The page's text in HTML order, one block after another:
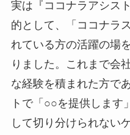
実は『ココナラアシス
的として、「ココナラ
れている方の活躍の場
りました。これまで会
な経験を積まれた方で
トで「○○を提供します
して切り分けられない